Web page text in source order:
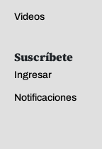
Videos
Suscríbete
Ingresar
Notificaciones